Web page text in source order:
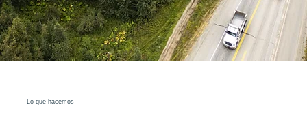
Lo que hacemos